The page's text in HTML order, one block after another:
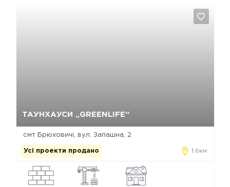
ТАУНХАУСИ „GREENLIFE“
смт Брюховичі, вул. Запашна, 2
Усі проекти продано 1.6км